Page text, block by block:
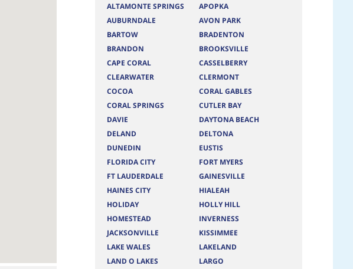
ALTAMONTE SPRINGS
APOPKA
AUBURNDALE
AVON PARK
BARTOW
BRADENTON
BRANDON
BROOKSVILLE
CAPE CORAL
CASSELBERRY
CLEARWATER
CLERMONT
COCOA
CORAL GABLES
CORAL SPRINGS
CUTLER BAY
DAVIE
DAYTONA BEACH
DELAND
DELTONA
DUNEDIN
EUSTIS
FLORIDA CITY
FORT MYERS
FT LAUDERDALE
GAINESVILLE
HAINES CITY
HIALEAH
HOLIDAY
HOLLY HILL
HOMESTEAD
INVERNESS
JACKSONVILLE
KISSIMMEE
LAKE WALES
LAKELAND
LAND O LAKES
LARGO